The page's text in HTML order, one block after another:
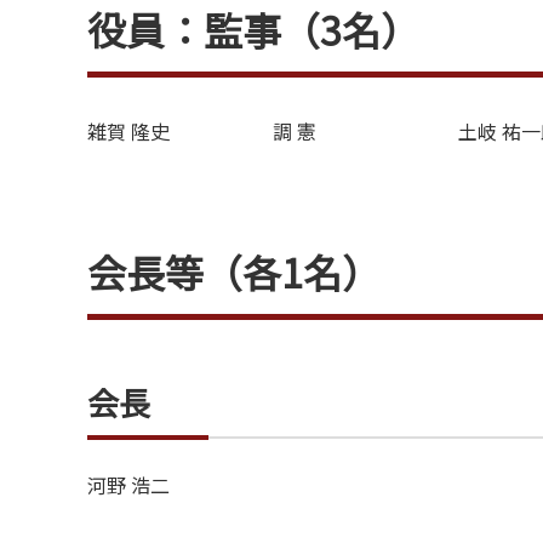
役員：監事（3名）
雑賀 隆史 調 憲 土岐 祐
会長等（各1名）
会長
河野 浩二